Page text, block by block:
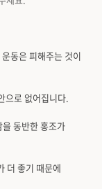
동은 피해주는 것이
으로 없어집니다.
동반한 홍조가
더 좋기 때문에